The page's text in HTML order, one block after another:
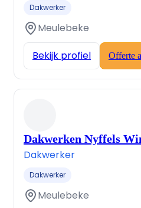
Dakwerker
Meulebeke
Bekijk profiel Offerte
Dakwerken Nyffels
Dakwerker
Dakwerker
Meulebeke